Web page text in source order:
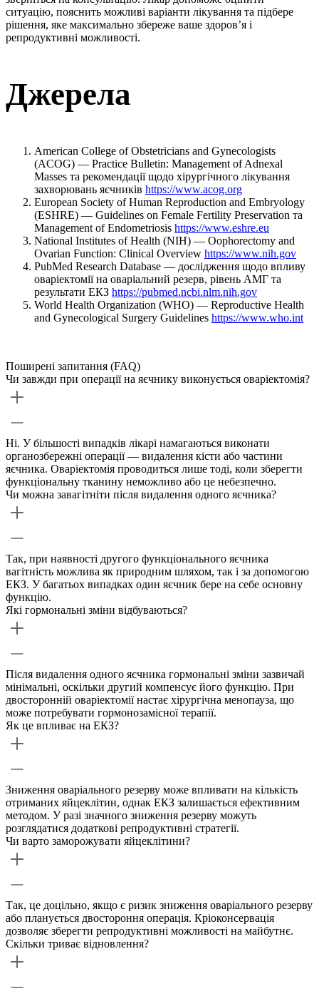
ситуацію, пояснить можливі варіанти лікування та підбере
рішення, яке максимально збереже ваше здоров’я і
репродуктивні можливості.
Джерела
American College of Obstetricians and Gynecologists
(ACOG) — Practice Bulletin: Management of Adnexal
Masses та рекомендації щодо хірургічного лікування
захворювань яєчників https://www.acog.org
European Society of Human Reproduction and Embryology
(ESHRE) — Guidelines on Female Fertility Preservation та
Management of Endometriosis https://www.eshre.eu
National Institutes of Health (NIH) — Oophorectomy and
Ovarian Function: Clinical Overview https://www.nih.gov
PubMed Research Database — дослідження щодо впливу
оваріектомії на оваріальний резерв, рівень АМГ та
результати ЕКЗ https://pubmed.ncbi.nlm.nih.gov
World Health Organization (WHO) — Reproductive Health
and Gynecological Surgery Guidelines https://www.who.int
Поширені запитання (FAQ)
Чи завжди при операції на яєчнику виконується оваріектомія?
Ні. У більшості випадків лікарі намагаються виконати
органозбережні операції — видалення кісти або частини
яєчника. Оваріектомія проводиться лише тоді, коли зберегти
функціональну тканину неможливо або це небезпечно.
Чи можна завагітніти після видалення одного яєчника?
Так, при наявності другого функціонального яєчника
вагітність можлива як природним шляхом, так і за допомогою
ЕКЗ. У багатьох випадках один яєчник бере на себе основну
функцію.
Які гормональні зміни відбуваються?
Після видалення одного яєчника гормональні зміни зазвичай
мінімальні, оскільки другий компенсує його функцію. При
двосторонній оваріектомії настає хірургічна менопауза, що
може потребувати гормонозамісної терапії.
Як це впливає на ЕКЗ?
Зниження оваріального резерву може впливати на кількість
отриманих яйцеклітин, однак ЕКЗ залишається ефективним
методом. У разі значного зниження резерву можуть
розглядатися додаткові репродуктивні стратегії.
Чи варто заморожувати яйцеклітини?
Так, це доцільно, якщо є ризик зниження оваріального резерву
або планується двостороння операція. Кріоконсервація
дозволяє зберегти репродуктивні можливості на майбутнє.
Скільки триває відновлення?